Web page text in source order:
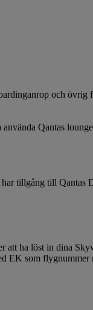
och
Qantas
tillgång till Qantas
att ha löst in dina
EK som flygnummer